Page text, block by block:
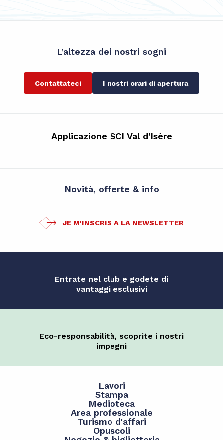
L’altezza dei nostri sogni
Contattateci I nostri orari di apertura
Applicazione SCI Val d'Isère
Novità, offerte & info
JE M'INSCRIS À LA NEWSLETTER
Entrate nel club e godete di
vantaggi esclusivi
Eco-responsabilità, scoprite i nostri
impegni
Lavori
Stampa
Medioteca
Area professionale
Turismo d'affari
Opuscoli